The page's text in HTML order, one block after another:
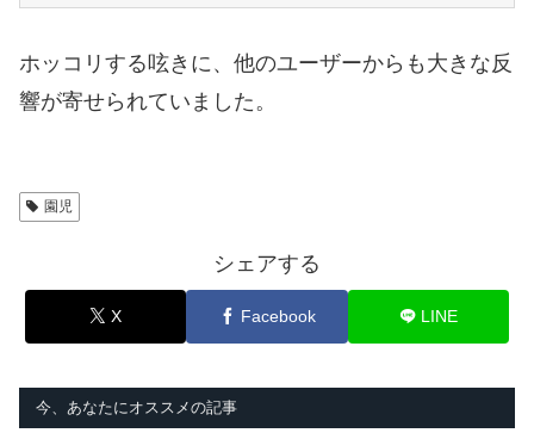
ホッコリする呟きに、他のユーザーからも大きな反
響が寄せられていました。
園児
シェアする
X Facebook LINE
今、あなたにオススメの記事